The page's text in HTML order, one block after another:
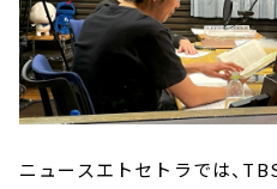
ニュースエトセトラでは、